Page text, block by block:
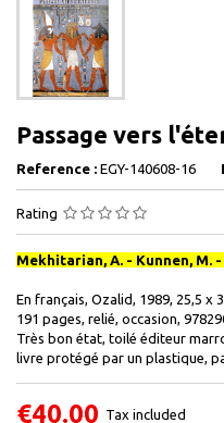
Passage vers
Reference : EGY-140608-16
Rating
Mekhitarian, A. - Kunnen, M. -
En français, Ozalid, 1989, 25,5 x
191 pages, relié, occasion,
Très bon état, toilé éditeur
livre protégé par un plastique,
€40.00 Tax included